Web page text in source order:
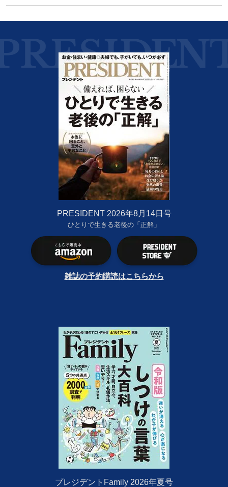
PRESIDENT 2026年8月14日号
ひとりで生きる老後の「正解」
雑誌の予約購読はこちらから
プレジデントFamily 2026年夏号